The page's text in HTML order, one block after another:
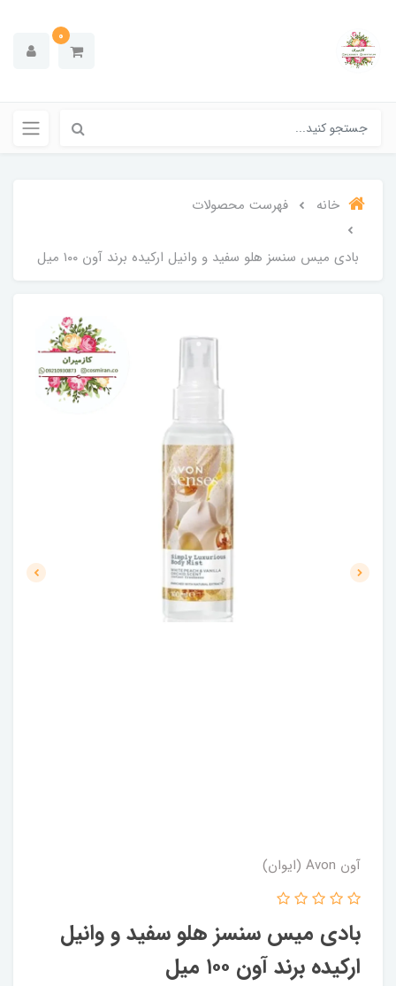
0
خانه فهرست محصولات
بادی میس سنسز هلو سفید و وانیل ارکیده برند آون ۱۰۰ میل
آون Avon (ایوان)
بادی میس سنسز هلو سفید و وانیل
ارکیده برند آون ۱۰۰ میل